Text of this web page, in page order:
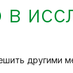
другими